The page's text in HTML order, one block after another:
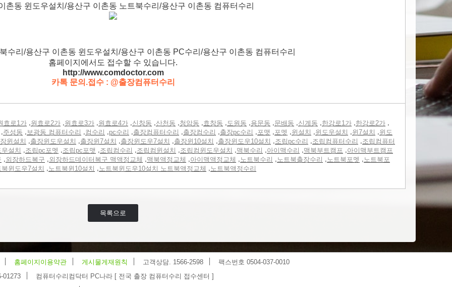
촌동 윈도우설치/용산구 이촌동 노트북수리/용산구 이촌동 컴퓨터수리
수리/용산구 이촌동 윈도우설치/용산구 이촌동 PC수리/용산구 이촌동 컴퓨터수리
홈페이지에서도 접수할 수 있습니다.
http://www.comdoctor.com
카톡 문의.접수 : @출장컴퓨터수리
효로1가 ,원효로2가 ,원효로3가 ,원효로4가 ,신창동 ,산천동 ,청암동 ,효창동 ,도원동 ,용문동 ,문배동 ,신계동 ,한강로1가 ,한강로2가 ,
주성동 ,보광동 컴퓨터수리 ,컴수리 ,pc수리 ,출장컴퓨터수리 ,출장컴수리 ,출장pc수리 ,포맷 ,포멧 ,윈설치 ,윈도우설치 ,윈7설치 ,윈도
윈설치 ,출장윈도우설치 ,출장윈7설치 ,출장윈도우7설치 ,출장윈10설치 ,출장윈도우10설치 ,조립pc수리 ,조립컴퓨터수리 ,조립컴퓨터
설치 ,조립pc포멧 ,조립pc포맷 ,조립컴수리 ,조립컴윈설치 ,조립컴윈도우설치 ,맥북수리 ,아이맥수리 ,맥북부트캠프 ,아이맥부트캠프
,외장하드복구 ,외장하드데이터복구 맥액정교체 ,맥북액정교체 ,아이맥액정교체 ,노트북수리 ,노트북출장수리 ,노트북포멧 ,노트북포
윈도우7설치 ,노트북윈10설치 ,노트북윈도우10설치 노트북액정교체 ,노트북액정수리
목록으로
홈페이지이용약관 게시물게재원칙 고객상담. 1566-2598
팩스번호 0504-037-0010
01273
컴퓨터수리컴닥터 PC나라 [ 전국 출장 컴퓨터수리 접수센터 ]